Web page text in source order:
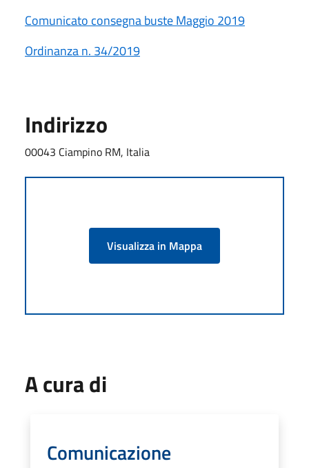
Comunicato consegna buste Maggio 2019
Ordinanza n. 34/2019
Indirizzo
00043 Ciampino RM, Italia
Visualizza in Mappa
A cura di
Comunicazione